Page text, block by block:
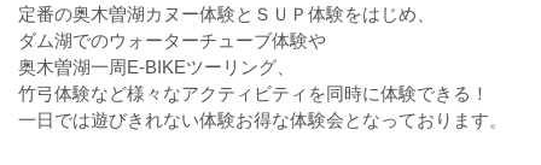
定番の奥木曽湖カヌー体験とＳＵＰ体験をはじめ、
ダム湖でのウォーターチューブ体験や
奥木曽湖一周E-BIKEツーリング、
竹弓体験など様々なアクティビティを同時に体験できる！
一日では遊びきれない体験お得な体験会となっております。